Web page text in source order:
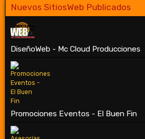
Nuevos SitiosWeb Publicados
DiseñoWeb - Mc Cloud Producciones
Promociones Eventos - El Buen Fin